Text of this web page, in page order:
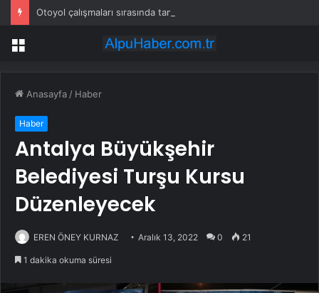
Otoyol çalışmaları sırasında tam 22 bin torba altın çıkarıldı
Menü
Anasayfa / Haber
Haber
Antalya Büyükşehir
Belediyesi Turşu Kursu
Düzenleyecek
EREN ÖNEY KURNAZ Aralık 13, 2022 0 21
1 dakika okuma süresi